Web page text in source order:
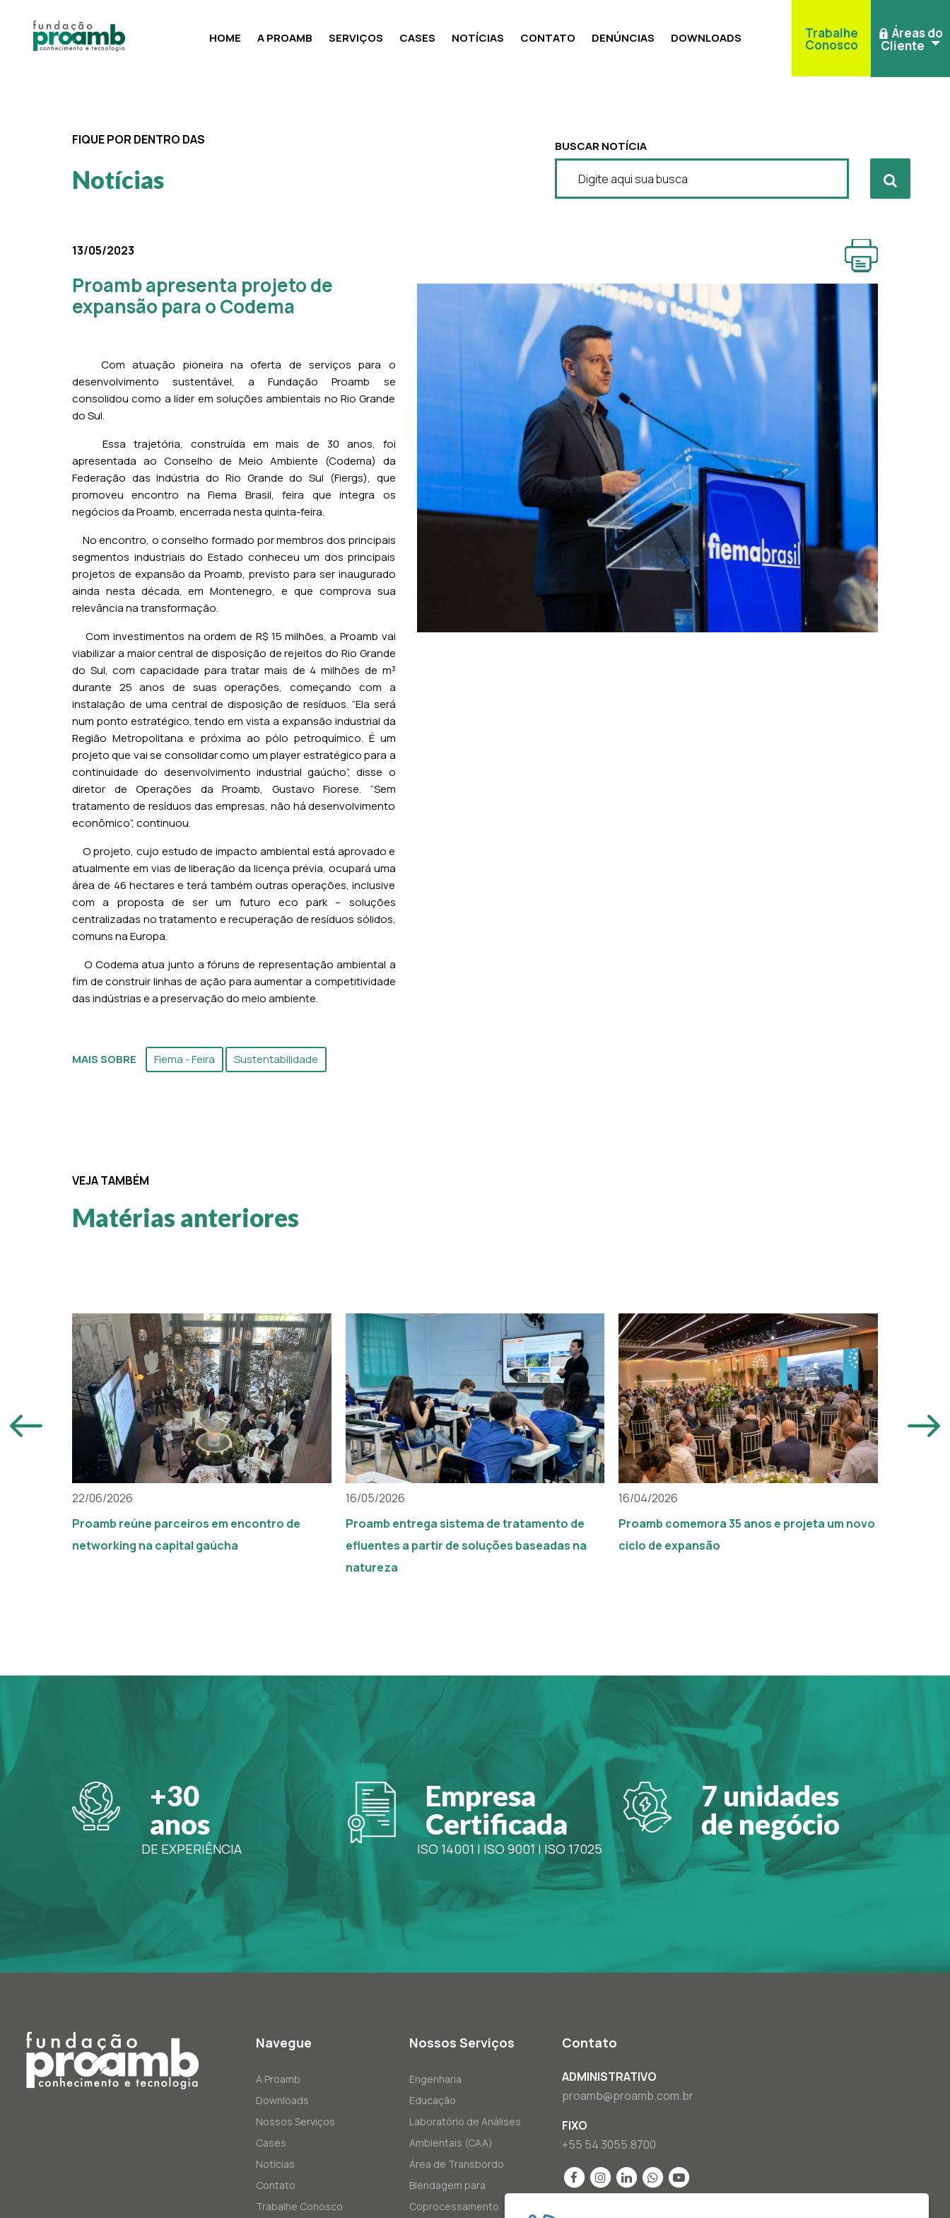
HOME A PROAMB SERVIÇOS CASES NOTÍCIAS CONTATO DENÚNCIAS DOWNLOADS Trabalhe
Conosco
Áreas do
Cliente
FIQUE POR DENTRO DAS
Notícias
BUSCAR NOTÍCIA
13/05/2023
Proamb apresenta projeto de
expansão para o Codema
Com atuação pioneira na oferta de serviços para o
desenvolvimento sustentável, a Fundação Proamb se
consolidou como a líder em soluções ambientais no Rio Grande
do Sul.
Essa trajetória, construída em mais de 30 anos, foi
apresentada ao Conselho de Meio Ambiente (Codema) da
Federação das Indústria do Rio Grande do Sul (Fiergs), que
promoveu encontro na Fiema Brasil, feira que integra os
negócios da Proamb, encerrada nesta quinta-feira.
No encontro, o conselho formado por membros dos principais
segmentos industriais do Estado conheceu um dos principais
projetos de expansão da Proamb, previsto para ser inaugurado
ainda nesta década, em Montenegro, e que comprova sua
relevância na transformação.
Com investimentos na ordem de R$ 15 milhões, a Proamb vai
viabilizar a maior central de disposição de rejeitos do Rio Grande
do Sul, com capacidade para tratar mais de 4 milhões de m³
durante 25 anos de suas operações, começando com a
instalação de uma central de disposição de resíduos. “Ela será
num ponto estratégico, tendo em vista a expansão industrial da
Região Metropolitana e próxima ao pólo petroquímico. É um
projeto que vai se consolidar como um player estratégico para a
continuidade do desenvolvimento industrial gaúcho”, disse o
diretor de Operações da Proamb, Gustavo Fiorese. “Sem
tratamento de resíduos das empresas, não há desenvolvimento
econômico”, continuou.
O projeto, cujo estudo de impacto ambiental está aprovado e
atualmente em vias de liberação da licença prévia, ocupará uma
área de 46 hectares e terá também outras operações, inclusive
com a proposta de ser um futuro eco park – soluções
centralizadas no tratamento e recuperação de resíduos sólidos,
comuns na Europa.
O Codema atua junto a fóruns de representação ambiental a
fim de construir linhas de ação para aumentar a competitividade
das indústrias e a preservação do meio ambiente.
MAIS SOBRE Fiema - Feira Sustentabilidade
VEJA TAMBÉM
Matérias anteriores
22/06/2026
Proamb reúne parceiros em encontro de
networking na capital gaúcha
16/05/2026
Proamb entrega sistema de tratamento de
efluentes a partir de soluções baseadas na
natureza
16/04/2026
Proamb comemora 35 anos e projeta um novo
ciclo de expansão
+30
anos
DE EXPERIÊNCIA
Empresa
Certificada
ISO 14001 | ISO 9001| ISO 17025
7 unidades
de negócio
Navegue
A Proamb
Downloads
Nossos Serviços
Cases
Notícias
Contato
Trabalhe Conosco
Nossos Serviços
Engenharia
Educação
Laboratório de Análises
Ambientais (CAA)
Área de Transbordo
Blendagem para
Coprocessamento
Contato
ADMINISTRATIVO
proamb@proamb.com.br
FIXO
+55 54 3055.8700